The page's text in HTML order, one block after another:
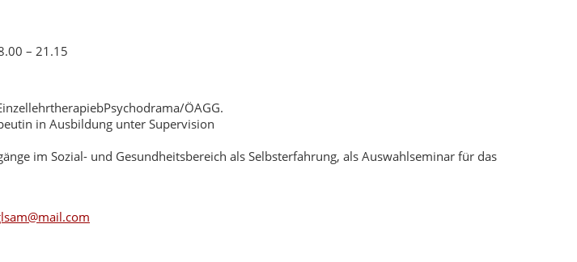
– 21.15
ÖAGG.
in Ausbildung unter Supervision
im Sozial- und Gesundheitsbereich als Selbsterfahrung, als Auswahlseminar für das